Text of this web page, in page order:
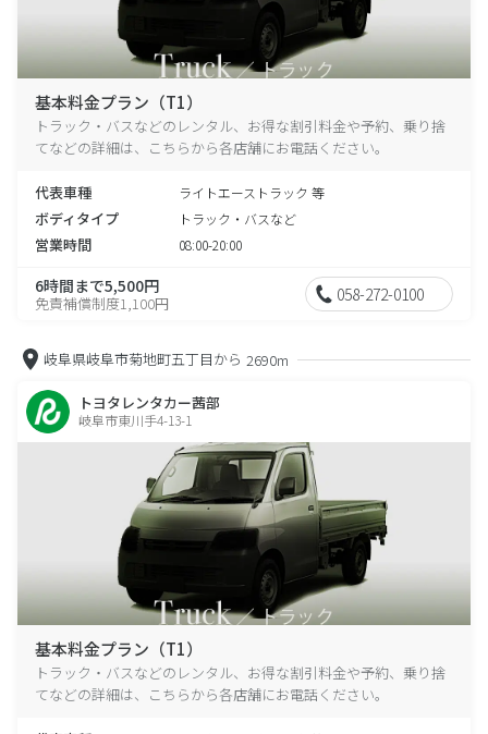
基本料金プラン（T1）
トラック・バスなどのレンタル、お得な割引料金や予約、乗り捨
てなどの詳細は、こちらから各店舗にお電話ください。
代表車種 ライトエーストラック 等
ボディタイプ トラック・バスなど
営業時間 08:00-20:00
6時間まで5,500円
免責補償制度1,100円 058-272-0100
岐阜県岐阜市菊地町五丁目から 2690m
トヨタレンタカー茜部
岐阜市東川手4-13-1
基本料金プラン（T1）
トラック・バスなどのレンタル、お得な割引料金や予約、乗り捨
てなどの詳細は、こちらから各店舗にお電話ください。